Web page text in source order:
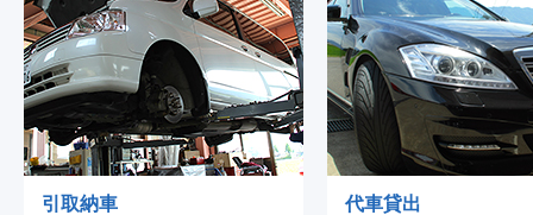
引取納車 代車貸出